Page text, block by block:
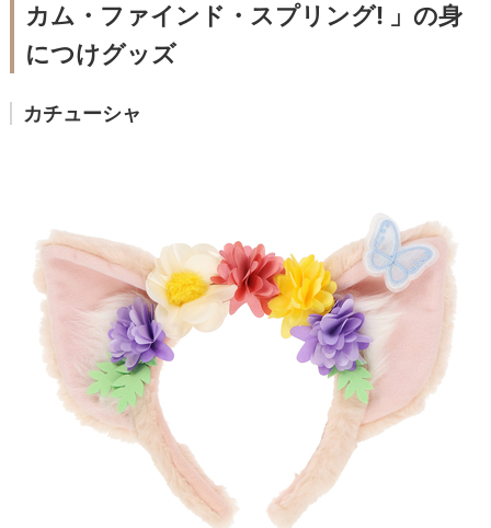
カム・ファインド・スプリング! 」の身
につけグッズ
カチューシャ